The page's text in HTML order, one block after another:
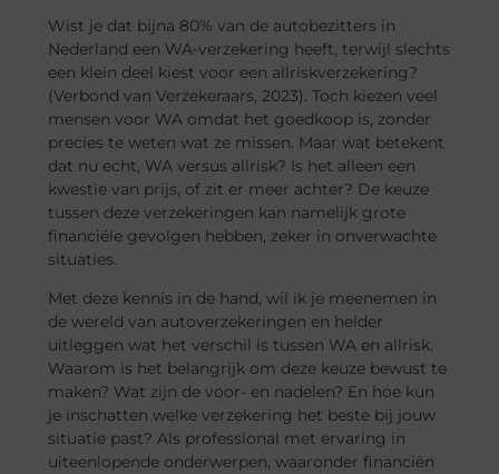
Wist je dat bijna 80% van de autobezitters in
Nederland een WA-verzekering heeft, terwijl slechts
een klein deel kiest voor een allriskverzekering?
(Verbond van Verzekeraars, 2023). Toch kiezen veel
mensen voor WA omdat het goedkoop is, zonder
precies te weten wat ze missen. Maar wat betekent
dat nu echt, WA versus allrisk? Is het alleen een
kwestie van prijs, of zit er meer achter? De keuze
tussen deze verzekeringen kan namelijk grote
financiële gevolgen hebben, zeker in onverwachte
situaties.
Met deze kennis in de hand, wil ik je meenemen in
de wereld van autoverzekeringen en helder
uitleggen wat het verschil is tussen WA en allrisk.
Waarom is het belangrijk om deze keuze bewust te
maken? Wat zijn de voor- en nadelen? En hoe kun
je inschatten welke verzekering het beste bij jouw
situatie past? Als professional met ervaring in
uiteenlopende onderwerpen, waaronder financiën